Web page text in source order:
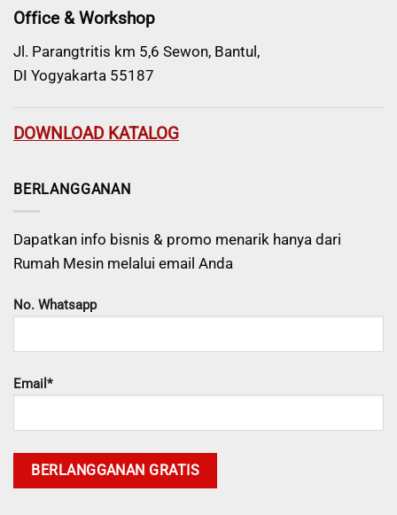
Office & Workshop
Jl. Parangtritis km 5,6 Sewon, Bantul,
DI Yogyakarta 55187
DOWNLOAD KATALOG
BERLANGGANAN
Dapatkan info bisnis & promo menarik hanya dari
Rumah Mesin melalui email Anda
No. Whatsapp
Email*